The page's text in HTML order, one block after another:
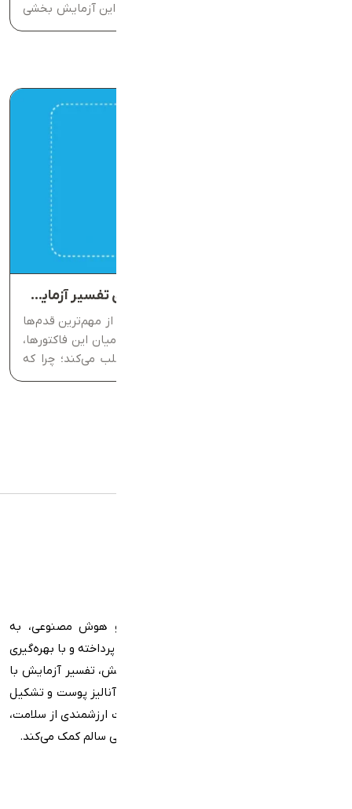
عملکرد کبد و مجاری صفراوی را ارزیابی کند. این آزمایش بخشی
مهم از پروفایل کبدی است و می‌تواند آسیب‌های...
LDL در آزمایش خون چیست؟ راهنمای تفسیر آزمایش LDL
آشنایی با نتایج آزمایش‌های چربی خون یکی از مهم‌ترین قدم‌ها
برای پیشگیری از بیماری‌های قلبی است. در میان این فاکتورها،
LDL در آزمایش خون بیشترین توجه را جلب می‌کند؛ چرا که
بالابودن آن با افزایش خطر تنگی رگ‌ها و مشکلات...
بادی‌بان با تلفیق دادگان تخصصی پزشکی و هوش مصنوعی، به
ساده‌سازی مفاهیم پیچیده پزشکی برای کاربران پرداخته و با بهره‌گیری
از فناوری‌های پیشرفته، در خواندن جواب آزمایش، تفسیر آزمایش با
هوش مصنوعی و پزشک، صدور نسخه آزمایش،‌آنالیز پوست و تشکیل
پروفایل سلامت، کنار شماست و با ارائه اطلاعات ارزشمندی از سلامت‌،
به شما در گرفتن تصمیمات بهتری برای یک زندگی سالم‌ کمک می‌کند.